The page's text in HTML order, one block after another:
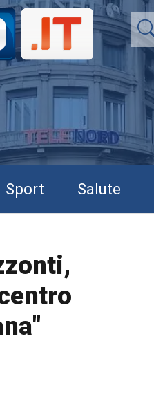
Sport Salute